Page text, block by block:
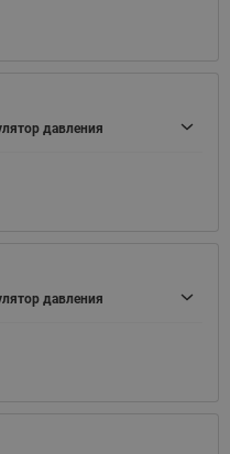
давления
давления